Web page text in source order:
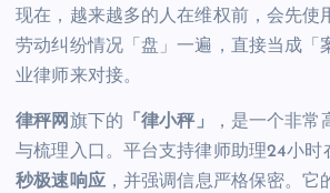
现在，越来越多的人在维权前，会先使
劳动纠纷情况「盘」一遍，直接当成「
业律师来对接。
律秤网 旗下的 「律小秤」
，是一个非
与梳理入口。平台支持律师助理24小时
秒极速响应，并强调信息严格保密。它